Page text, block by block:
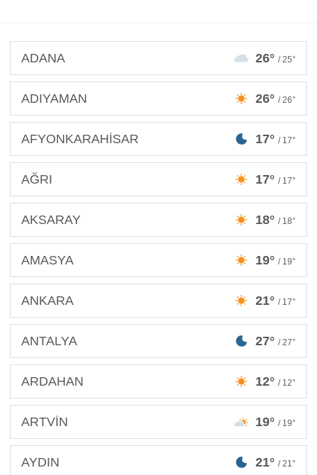
ADANA 26° / 25°
ADIYAMAN 26° / 26°
AFYONKARAHİSAR 17° / 17°
AĞRI 17° / 17°
AKSARAY 18° / 18°
AMASYA 19° / 19°
ANKARA 21° / 17°
ANTALYA 27° / 27°
ARDAHAN 12° / 12°
ARTVİN 19° / 19°
AYDIN 21° / 21°